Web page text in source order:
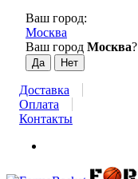
Ваш город:
Москва
Ваш город Москва?
Доставка
Оплата
Контакты